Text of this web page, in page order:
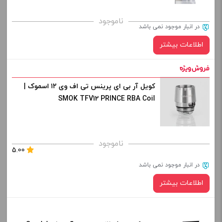
ناموجود در انبار موجود نمی باشد
اطلاعات بیشتر
کویل آر بی ای پرینس تی اف وی ۱۲ اسموک |
SMOK TFV12 PRINCE RBA Coil
ناموجود
5.00
در انبار موجود نمی باشد
اطلاعات بیشتر